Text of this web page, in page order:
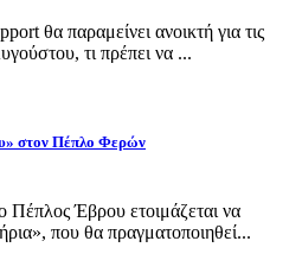
θα παραμείνει ανοικτή για τις
τι πρέπει να ...
στον Πέπλο Φερών
Πέπλος Έβρου ετοιμάζεται να
που θα πραγματοποιηθεί...